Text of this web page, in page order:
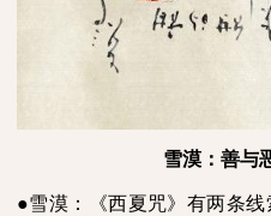
雪漠：善与
●雪漠：《西夏咒》有两条